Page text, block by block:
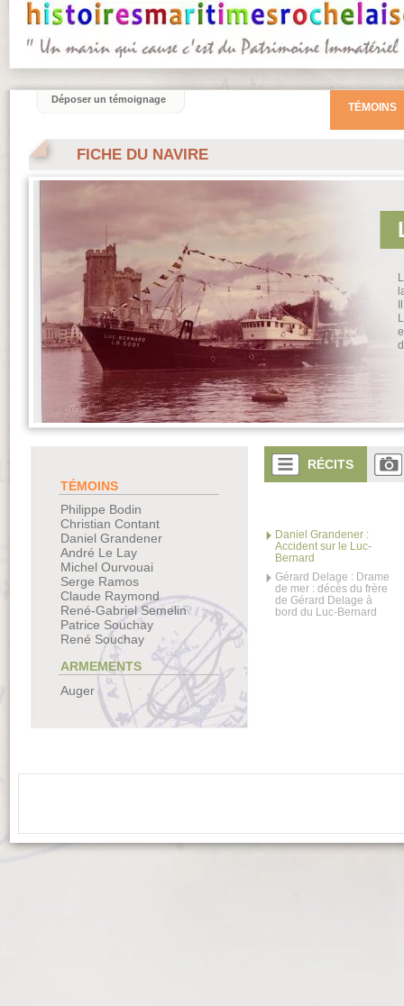
FICHE DU NAVIRE
TÉMOINS
Philippe Bodin
Christian Contant
Daniel Grandener
André Le Lay
Michel Ourvouai
Serge Ramos
Claude Raymond
René-Gabriel Semelin
Patrice Souchay
René Souchay
ARMEMENTS
Auger
RÉCITS
Daniel Grandener :
Accident sur le Luc-
Bernard
Gérard Delage : Drame
de mer : décès du frère
de Gérard Delage à
bord du Luc-Bernard
TÉMOINS
Déposer un témoignage